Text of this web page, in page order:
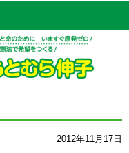
2012年11月17日